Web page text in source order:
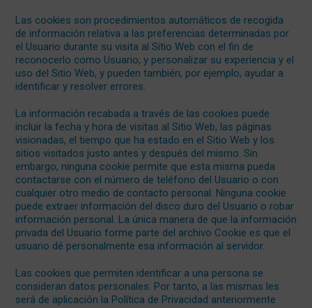
Las cookies son procedimientos automáticos de recogida
de información relativa a las preferencias determinadas por
el Usuario durante su visita al Sitio Web con el fin de
reconocerlo como Usuario, y personalizar su experiencia y el
uso del Sitio Web, y pueden también, por ejemplo, ayudar a
identificar y resolver errores.
La información recabada a través de las cookies puede
incluir la fecha y hora de visitas al Sitio Web, las páginas
visionadas, el tiempo que ha estado en el Sitio Web y los
sitios visitados justo antes y después del mismo. Sin
embargo, ninguna cookie permite que esta misma pueda
contactarse con el número de teléfono del Usuario o con
cualquier otro medio de contacto personal. Ninguna cookie
puede extraer información del disco duro del Usuario o robar
información personal. La única manera de que la información
privada del Usuario forme parte del archivo Cookie es que el
usuario dé personalmente esa información al servidor.
Las cookies que permiten identificar a una persona se
consideran datos personales. Por tanto, a las mismas les
será de aplicación la Política de Privacidad anteriormente